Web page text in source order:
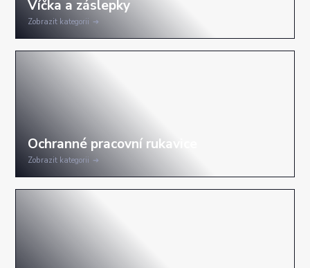
Zobrazit kategorii
Zobrazit kategorii